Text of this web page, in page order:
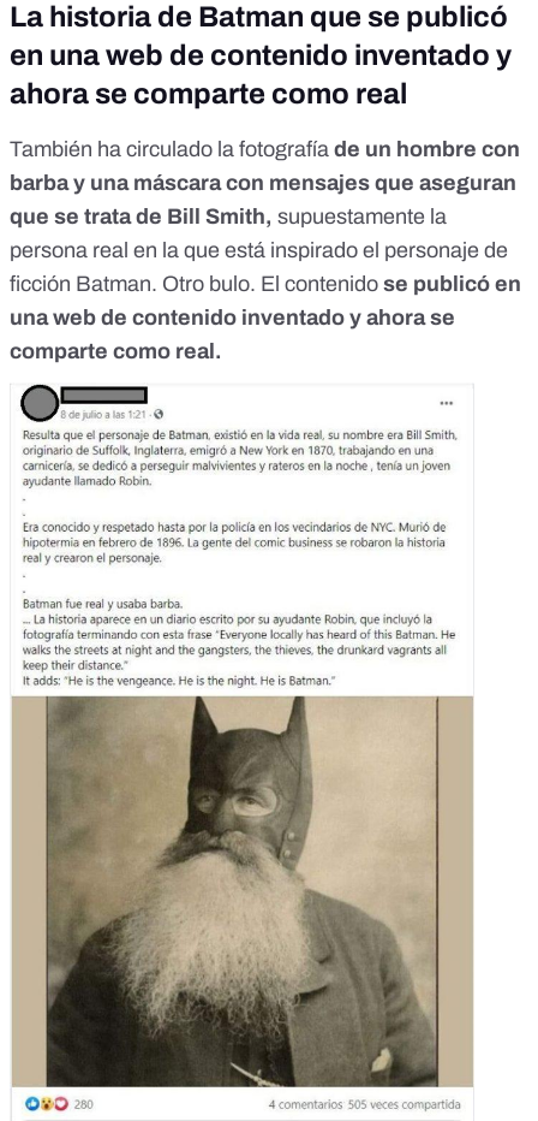
La historia de Batman que se publicó
en una web de contenido inventado y
ahora se comparte como real
También ha circulado la fotografía de un hombre con
barba y una máscara con mensajes que aseguran
que se trata de Bill Smith, supuestamente la
persona real en la que está inspirado el personaje de
ficción Batman. Otro bulo. El contenido se publicó en
una web de contenido inventado y ahora se
comparte como real.